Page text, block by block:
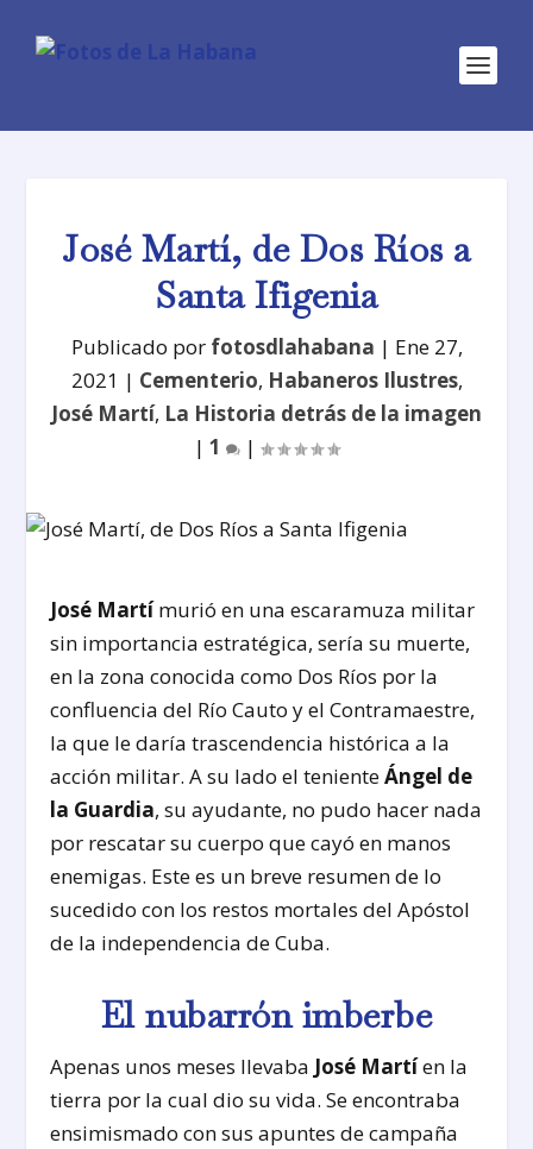
José Martí, de Dos Ríos a
Santa Ifigenia
Publicado por fotosdlahabana | Ene 27,
2021 | Cementerio, Habaneros Ilustres,
José Martí, La Historia detrás de la imagen
| 1 |
José Martímurió en una escaramuza militar
sin importancia estratégica, sería su muerte,
en la zona conocida como Dos Ríos por la
confluencia del Río Cauto y el Contramaestre,
la que le daría trascendencia histórica a la
acción militar. A su lado el tenienteÁngel de
la Guardia, su ayudante, no pudo hacer nada
por rescatar su cuerpo que cayó en manos
enemigas. Este es un breve resumen de lo
sucedido con los restos mortales del Apóstol
de la independencia de Cuba.
El nubarrón imberbe
Apenas unos meses llevaba José Martíen la
tierra por la cual dio su vida. Se encontraba
ensimismado con sus apuntes de campaña